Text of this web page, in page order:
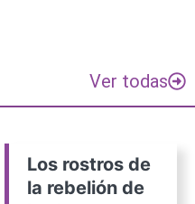
Ver todas
Los rostros de
la rebelión de